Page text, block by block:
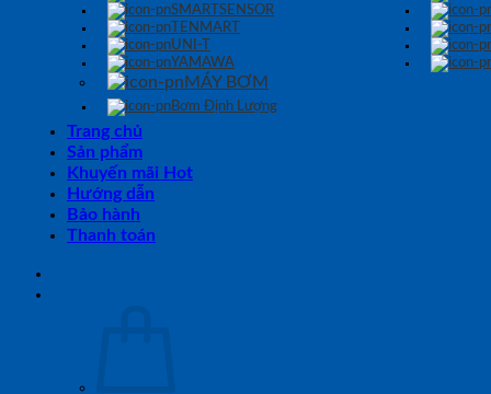
SMARTSENSOR
TENMART
UNI-T
YAMAWA
MÁY BƠM
Bơm Định Lượng
Trang chủ
Sản phẩm
Khuyến mãi Hot
Hướng dẫn
Bảo hành
Thanh toán